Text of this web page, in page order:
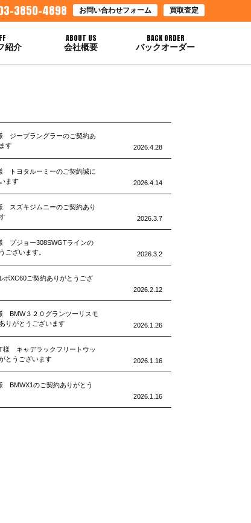
3850-4898 お問い合わせフォーム 買取査定
紹介
ABOUT US
会社概要
BACK ORDER
バックオーダー
ジープラングラーのご契約あ
す
2026.4.28
トヨタルーミーのご契約誠に
ます
2026.4.14
スズキジムニーのご契約あり
2026.3.7
プジョー308SWGTラインの
ございます。
2026.3.2
XC60ご契約ありがとうござ
2026.2.12
BMW３２０グランツーリスモ
りがとうございます
2026.1.26
様 キャデラックフリートウッ
とうございます
2026.1.16
BMWX1のご契約ありがとう
2026.1.16